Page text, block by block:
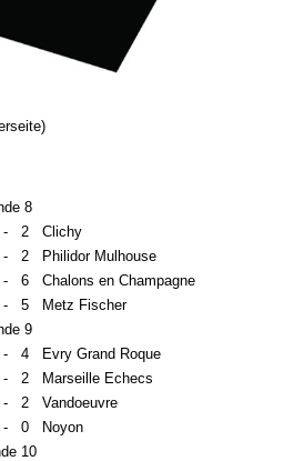
8
- 2
Clichy
- 2
Philidor Mulhouse
- 6
Chalons en Champagne
- 5
Metz Fischer
9
- 4
Evry Grand Roque
- 2
Marseille Echecs
- 2
Vandoeuvre
- 0
Noyon
10